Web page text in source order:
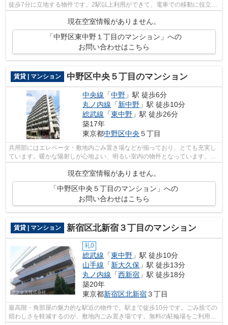
徒歩7分に立地する物件です。2駅以上利用ができて、電車での移動に役立つ
現在空室情報がありません。
「中野区東中野１丁目のマンション」への
お問い合わせはこちら
賃貸 | マンション 中野区中央５丁目のマンション
中央線 「中野 」駅 徒歩6分
丸ノ内線 「新中野 」駅 徒歩10分
総武線 「東中野 」駅 徒歩26分
築17年
東京都中野区中央 ５丁目
共用部にはエレベータ・敷地内ごみ置き場などが揃っており、とても充実し
ています。暖かな陽射しが心地よい、明るい室内の物件となっています。こ
ちらはマンションタイプになります。...
現在空室情報がありません。
「中野区中央５丁目のマンション」への
お問い合わせはこちら
賃貸 | マンション 新宿区北新宿３丁目のマンション
礼0
総武線 「東中野 」駅 徒歩10分
山手線 「新大久保 」駅 徒歩13分
丸ノ内線 「西新宿 」駅 徒歩18分
築20年
東京都新宿区北新宿３丁目
最高階・角部屋の魅力的な駅近の物件で、駅まで徒歩10分です。ごみ捨ての
煩わしさを軽減するのが、敷地内ごみ置き場です。無料の駐輪場をご利用い